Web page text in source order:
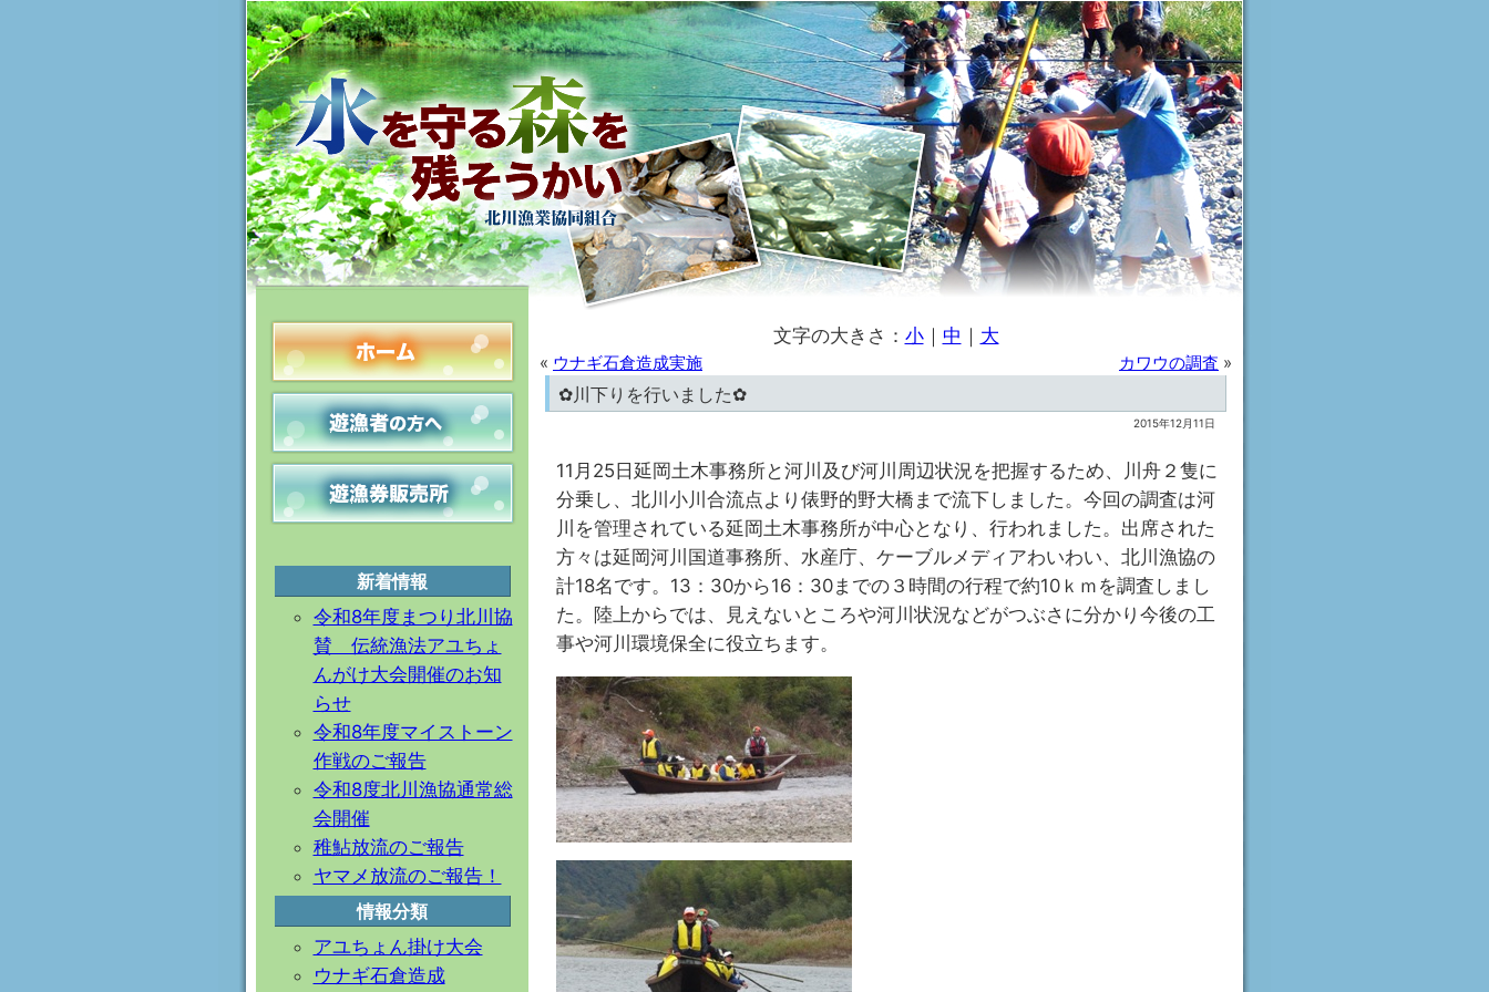
文字の大きさ： 小｜ 中 ｜ 大
« ウナギ石倉造成実施 カワウの調査 »
✿川下りを行いました✿
2015年12月11日
11月25日延岡土木事務所と河川及び河川周辺状況を把握するため、川舟２隻に
分乗し、北川小川合流点より俵野的野大橋まで流下しました。今回の調査は河
川を管理されている延岡土木事務所が中心となり、行われました。出席された
方々は延岡河川国道事務所、水産庁、ケーブルメディアわいわい、北川漁協の
計18名です。13：30から16：30までの３時間の行程で約10ｋｍを調査しまし
た。陸上からでは、見えないところや河川状況などがつぶさに分かり今後の工
事や河川環境保全に役立ちます。
新着情報
令和8年度まつり北川協
賛 伝統漁法アユちょ
んがけ大会開催のお知
らせ
令和8年度マイストーン
作戦のご報告
令和8度北川漁協通常総
会開催
稚鮎放流のご報告
ヤマメ放流のご報告！
情報分類
アユちょん掛け大会
ウナギ石倉造成